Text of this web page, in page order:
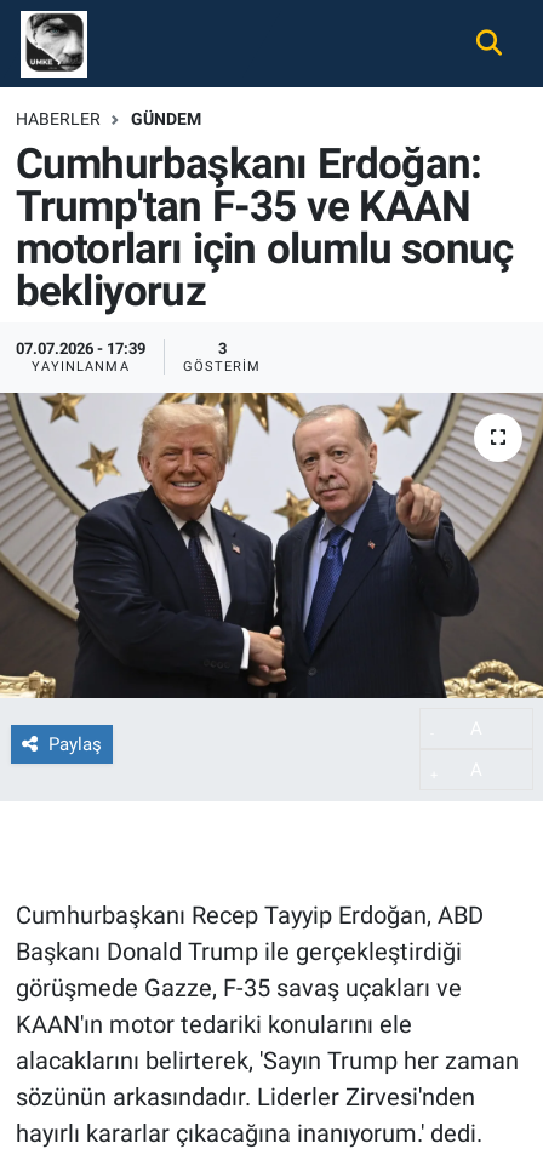
HABERLER GÜNDEM
Cumhurbaşkanı Erdoğan:
Trump'tan F-35 ve KAAN
motorları için olumlu sonuç
bekliyoruz
07.07.2026 - 17:39
YAYINLANMA
3
GÖSTERIM
Paylaş
Cumhurbaşkanı Recep Tayyip Erdoğan, ABD
Başkanı Donald Trump ile gerçekleştirdiği
görüşmede Gazze, F-35 savaş uçakları ve
KAAN'ın motor tedariki konularını ele
alacaklarını belirterek, 'Sayın Trump her zaman
sözünün arkasındadır. Liderler Zirvesi'nden
hayırlı kararlar çıkacağına inanıyorum.' dedi.
Gündem
Ekonomi
Spor
Magazin
Tüm Haberler
İletişim
Künye
Nöbetçi Eczaneler
Hava Durumu
Namaz Vakitleri
Trafik Durumu
Süper Lig Puan Durumu ve Fikstür
Tüm Manşetler
Son Dakika Haberleri
Haber Arşivi